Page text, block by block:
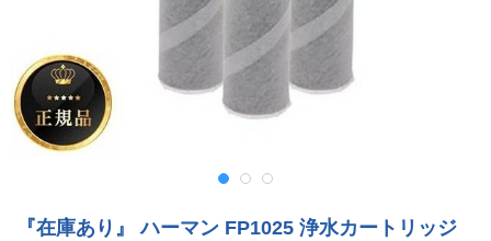
『在庫あり』 ハーマン FP1025 浄水カートリッジ